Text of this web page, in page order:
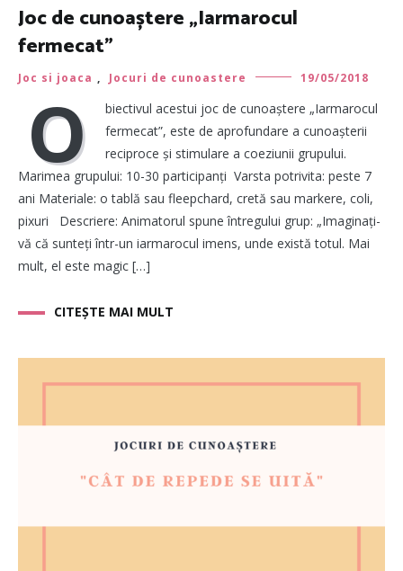
Joc de cunoaștere „Iarmarocul
fermecat”
Joc si joaca , Jocuri de cunoastere 19/05/2018
O
biectivul acestui joc de cunoaștere „Iarmarocul
fermecat”, este de aprofundare a cunoașterii
reciproce și stimulare a coeziunii grupului.
Marimea grupului: 10-30 participanți Varsta potrivita: peste 7
ani Materiale: o tablă sau fleepchard, cretă sau markere, coli,
pixuri Descriere: Animatorul spune întregului grup: „Imaginați-
vă că sunteți într-un iarmarocul imens, unde există totul. Mai
mult, el este magic […]
CITEȘTE MAI MULT